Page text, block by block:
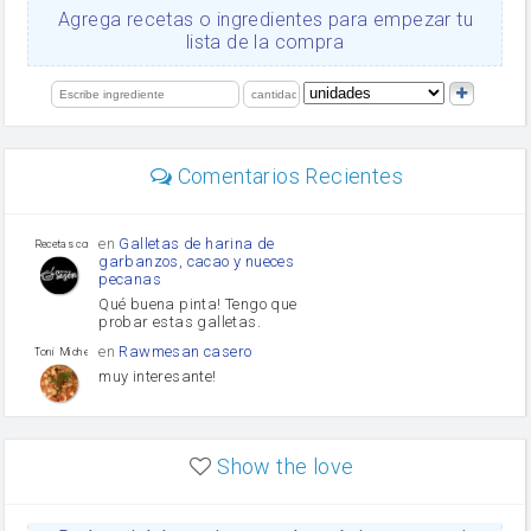
Ajos
salsa de soja
limón
Agrega recetas o ingredientes para empezar tu
lista de la compra
Comentarios Recientes
Recetas con sazon
en Galletas de harina de
garbanzos, cacao y nueces
pecanas
Qué buena pinta! Tengo que
probar estas galletas.
Toni Michel Caubet
en Rawmesan casero
muy interesante!
enLasaña casera fácil y
Show the love